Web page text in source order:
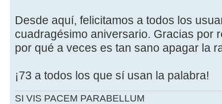
Desde aquí, felicitamos a todos los
cuadragésimo aniversario. Gracias por
por qué a veces es tan sano apagar la
¡73 a todos los que sí usan la palabra!
SI VIS PACEM PARABELLUM